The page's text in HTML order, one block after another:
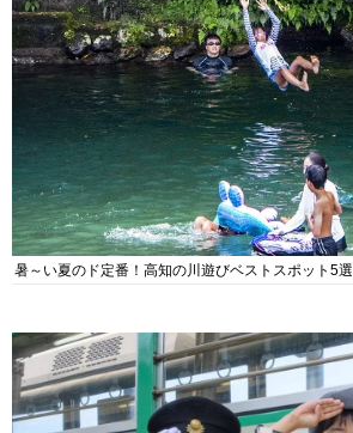
暑～い夏のド定番！高知の川遊びベストスポット5選